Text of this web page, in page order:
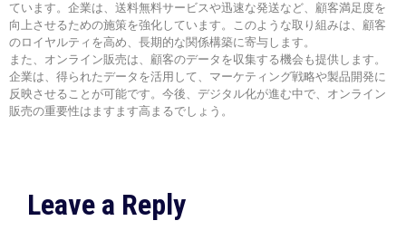
ています。企業は、送料無料サービスや迅速な発送など、顧客満足度を
向上させるための施策を強化しています。このような取り組みは、顧客
のロイヤルティを高め、長期的な関係構築に寄与します。
また、オンライン販売は、顧客のデータを収集する機会も提供します。
企業は、得られたデータを活用して、マーケティング戦略や製品開発に
反映させることが可能です。今後、デジタル化が進む中で、オンライン
販売の重要性はますます高まるでしょう。
Leave a Reply